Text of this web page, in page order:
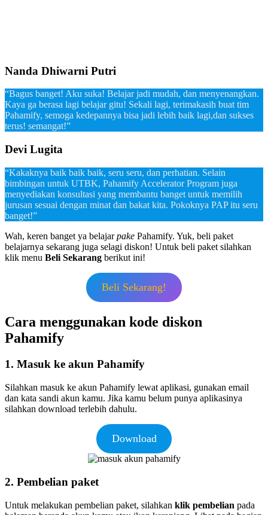
Nanda Dhiwarni Putri
“Bagus banget! Aku suka! Belajar jadi mudah, dan menyenangkan.
Kaya ga berasa lagi belajar gitu! Sekali lagi, terimakasih buat tim
Pahamify, semoga kedepannya bisa jadi lebih baik lagi,dan sukses
terus! semangat!”
Devi Lugita
“Kakaknya baik baik baik, seru seru, dan perhatian. Selain
bimbingan untuk UTBK, Pahamify Accelerator Program juga
menyediakan konsultasi yang membantu banget untuk memilih
jurusan sesuai dengan minat dan bakat kita. Pokoknya PAP itu seru
banget!”
Wah, keren banget ya belajarpake Pahamify. Yuk, beli paket
belajarnya sekarang juga selagi diskon! Untuk beli paket silahkan
klik menu Beli Sekarang berikut ini!
Beli Sekarang!
Cara menggunakan kode diskon
Pahamify
1. Masuk ke akun Pahamify
Silahkan masuk ke akun Pahamify lewat aplikasi, gunakan email
dan kata sandi akun kamu. Jika kamu belum punya aplikasinya
silahkan download terlebih dahulu.
Download
2. Pembelian paket
Untuk melakukan pembelian paket, silahkan klik pembelian pada